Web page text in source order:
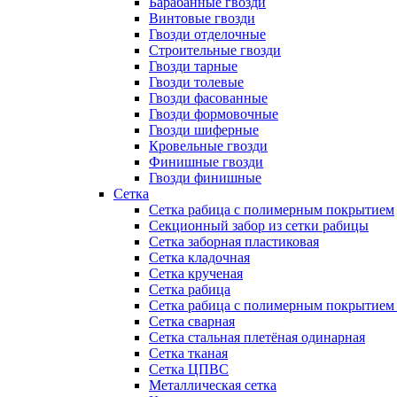
Винтовые гвозди
Гвозди отделочные
Строительные гвозди
Гвозди тарные
Гвозди толевые
Гвозди фасованные
Гвозди формовочные
Гвозди шиферные
Кровельные гвозди
Финишные гвозди
Гвозди финишные
Сетка
Сетка рабица с полимерным покрытием
Секционный забор из сетки рабицы
Сетка заборная пластиковая
Сетка кладочная
Сетка крученая
Сетка рабица
Сетка рабица с полимерным покрытием
Сетка сварная
Сетка стальная плетёная одинарная
Сетка тканая
Сетка ЦПВС
Металлическая сетка